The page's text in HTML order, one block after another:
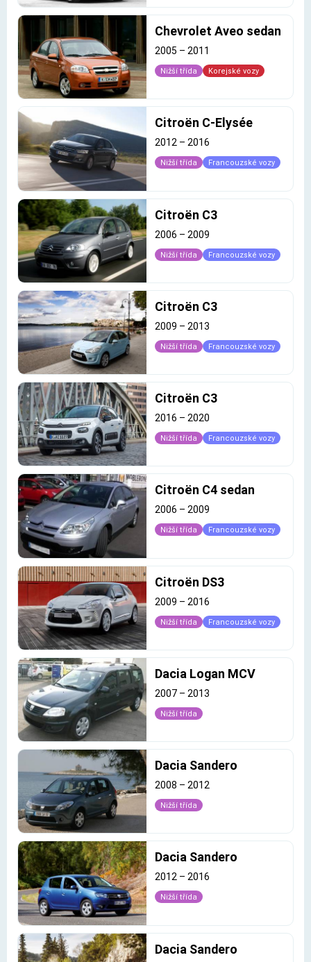
Chevrolet Aveo sedan
2005 – 2011
Nižší třída Korejské vozy
Citroën C-Elysée
2012 – 2016
Nižší třída Francouzské vozy
Citroën C3
2006 – 2009
Nižší třída Francouzské vozy
Citroën C3
2009 – 2013
Nižší třída Francouzské vozy
Citroën C3
2016 – 2020
Nižší třída Francouzské vozy
Citroën C4 sedan
2006 – 2009
Nižší třída Francouzské vozy
Citroën DS3
2009 – 2016
Nižší třída Francouzské vozy
Dacia Logan MCV
2007 – 2013
Nižší třída
Dacia Sandero
2008 – 2012
Nižší třída
Dacia Sandero
2012 – 2016
Nižší třída
Dacia Sandero